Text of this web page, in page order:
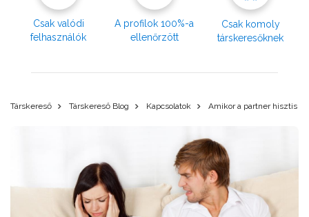
Csak valódi
felhasználók
A profilok 100%-a
ellenőrzött
Csak komoly
társkeresőknek
Társkereső Társkereső Blog Kapcsolatok Amikor a partner hisztis